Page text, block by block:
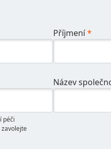
Příjmení*
péči
zavolejte
Název